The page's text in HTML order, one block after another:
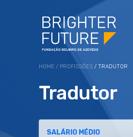
HOME / PROFISSÕES / TRADUTOR
Tradutor
SALÁRIO MÉDIO